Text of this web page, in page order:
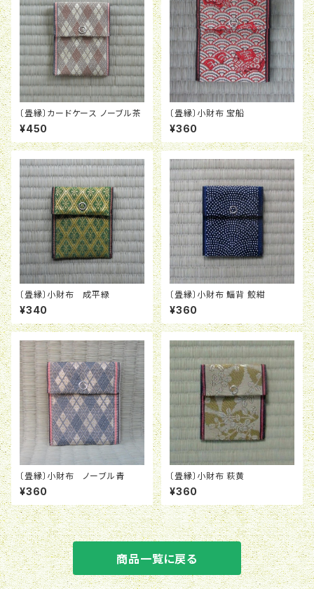
〔畳縁〕カードケース ノーブル茶
¥450
〔畳縁〕小財布 宝船
¥360
〔畳縁〕小財布 成平緑
¥340
〔畳縁〕小財布 鯔背 鮫紺
¥360
〔畳縁〕小財布 ノーブル青
¥360
〔畳縁〕小財布 萩黄
¥360
商品一覧に戻る